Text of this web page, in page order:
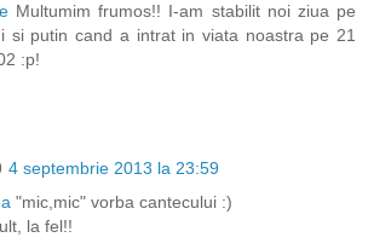
Multumim frumos!! I-am stabilit noi ziua pe
si putin cand a intrat in viata noastra pe 21
:p!
4 septembrie 2013 la 23:59
"mic,mic" vorba cantecului :)
la fel!!